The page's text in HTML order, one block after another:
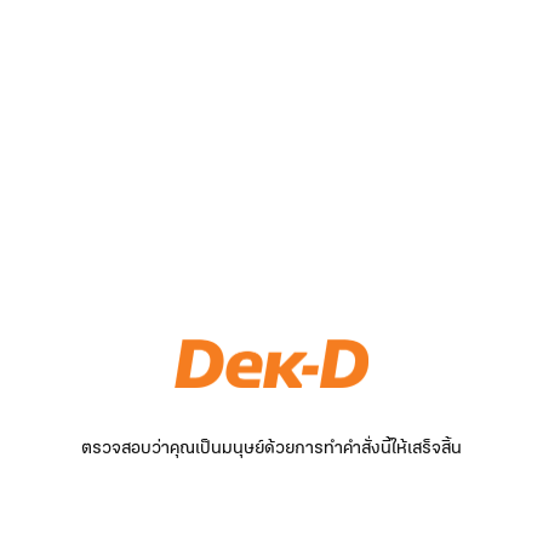
ตรวจสอบว่าคุณเป็นมนุษย์ด้วยการทำคำสั่งนี้ให้เสร็จสิ้น